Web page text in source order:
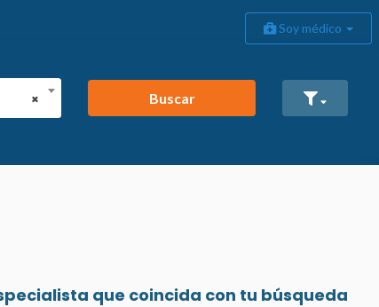
Soy médico
×
Buscar
que coincida con tu búsqueda